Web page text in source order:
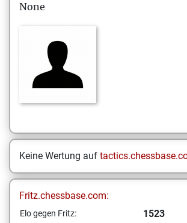
None
Keine Wertung auf
Fritz.chessbase.com:
Elo gegen Fritz: 1523